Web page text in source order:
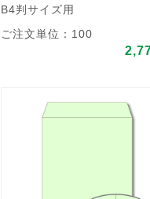
B4判サイズ用
ご注文単位：100